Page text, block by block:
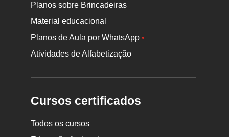
Planos sobre Brincadeiras
Material educacional
Planos de Aula por WhatsApp•
Atividades de Alfabetização
Cursos certificados
Todos os cursos